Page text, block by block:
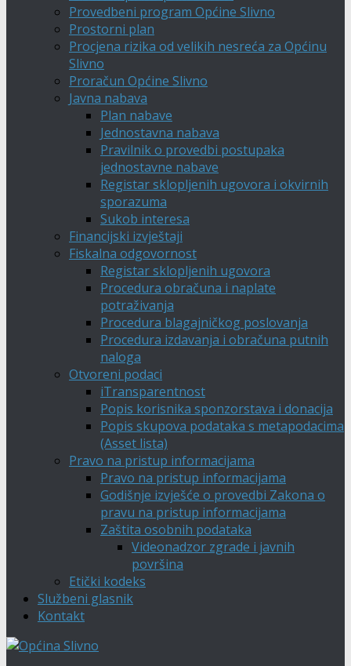
Provedbeni program Općine Slivno
Prostorni plan
Procjena rizika od velikih nesreća za Općinu
Slivno
Proračun Općine Slivno
Javna nabava
Plan nabave
Jednostavna nabava
Pravilnik o provedbi postupaka
jednostavne nabave
Registar sklopljenih ugovora i okvirnih
sporazuma
Sukob interesa
Financijski izvještaji
Fiskalna odgovornost
Registar sklopljenih ugovora
Procedura obračuna i naplate
potraživanja
Procedura blagajničkog poslovanja
Procedura izdavanja i obračuna putnih
naloga
Otvoreni podaci
iTransparentnost
Popis korisnika sponzorstava i donacija
Popis skupova podataka s metapodacima
(Asset lista)
Pravo na pristup informacijama
Pravo na pristup informacijama
Godišnje izvješće o provedbi Zakona o
pravu na pristup informacijama
Zaštita osobnih podataka
Videonadzor zgrade i javnih
površina
Etički kodeks
Službeni glasnik
Kontakt